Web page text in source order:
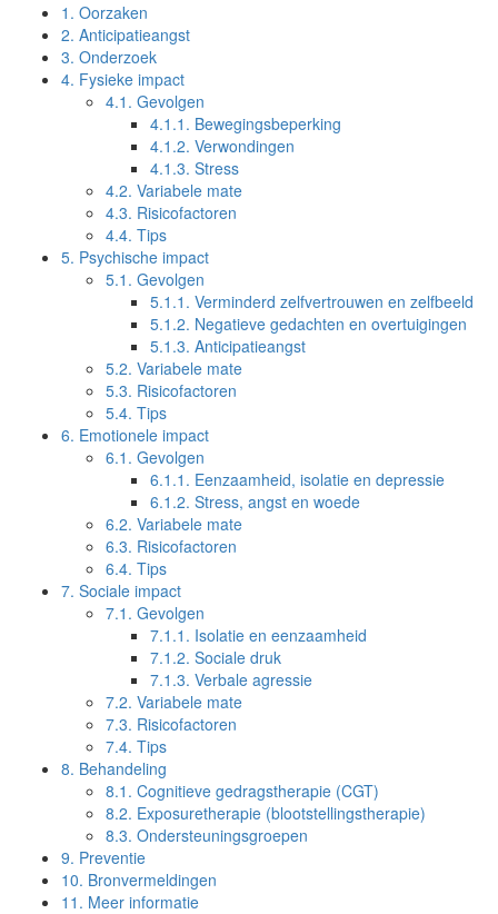
1. Oorzaken
2. Anticipatieangst
3. Onderzoek
4. Fysieke impact
4.1. Gevolgen
4.1.1. Bewegingsbeperking
4.1.2. Verwondingen
4.1.3. Stress
4.2. Variabele mate
4.3. Risicofactoren
4.4. Tips
5. Psychische impact
5.1. Gevolgen
5.1.1. Verminderd zelfvertrouwen en zelfbeeld
5.1.2. Negatieve gedachten en overtuigingen
5.1.3. Anticipatieangst
5.2. Variabele mate
5.3. Risicofactoren
5.4. Tips
6. Emotionele impact
6.1. Gevolgen
6.1.1. Eenzaamheid, isolatie en depressie
6.1.2. Stress, angst en woede
6.2. Variabele mate
6.3. Risicofactoren
6.4. Tips
7. Sociale impact
7.1. Gevolgen
7.1.1. Isolatie en eenzaamheid
7.1.2. Sociale druk
7.1.3. Verbale agressie
7.2. Variabele mate
7.3. Risicofactoren
7.4. Tips
8. Behandeling
8.1. Cognitieve gedragstherapie (CGT)
8.2. Exposuretherapie (blootstellingstherapie)
8.3. Ondersteuningsgroepen
9. Preventie
10. Bronvermeldingen
11. Meer informatie